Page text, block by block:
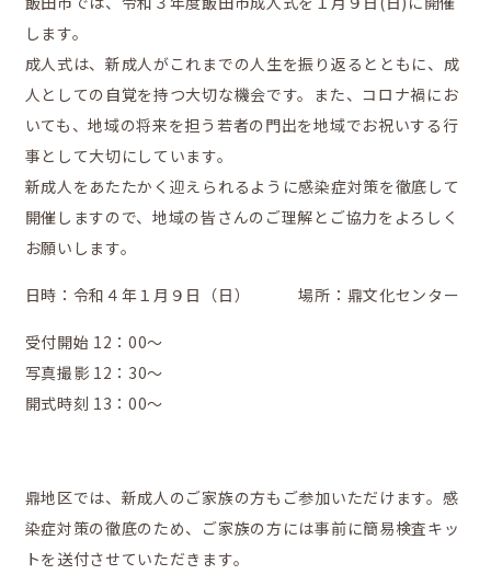
鼎地区の魅力
します。
成人式は、新成人がこれまでの人生を振り返るとともに、成
人としての自覚を持つ大切な機会です。また、コロナ禍にお
いても、地域の将来を担う若者の門出を地域でお祝いする行
事として大切にしています。
新成人をあたたかく迎えられるように感染症対策を徹底して
開催しますので、地域の皆さんのご理解とご協力をよろしく
お願いします。
日時：令和４年１月９日（日） 場所：鼎文化センター
受付開始 12：00～
写真撮影 12：30～
開式時刻 13：00～
鼎地区では、新成人のご家族の方もご参加いただけます。感
染症対策の徹底のため、ご家族の方には事前に簡易検査キッ
トを送付させていただきます。